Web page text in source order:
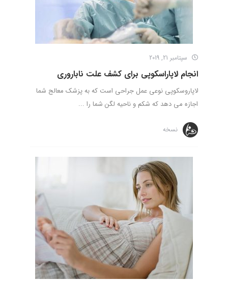
سپتامبر 21, 2019
انجام لاپاراسکوپی برای کشف علت ناباروری
لاپاروسکوپی نوعی عمل جراحی است که به پزشک معالج شما
اجازه می دهد که شکم و ناحیه لگن شما را ...
نسخه